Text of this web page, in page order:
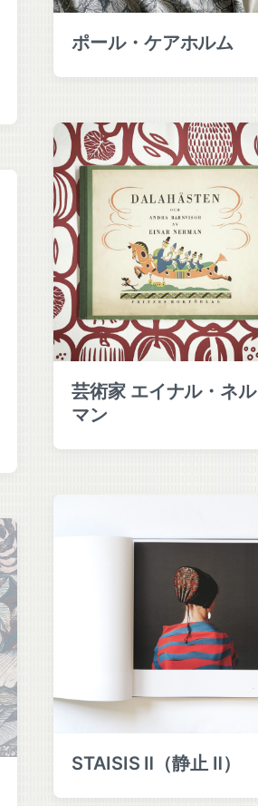
ポール・ケアホルム
芸術家 エイナル・ネル
マン
STAISIS Ⅱ（静止 Ⅱ）